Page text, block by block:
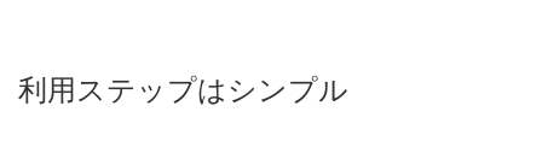
利用ステップはシンプル